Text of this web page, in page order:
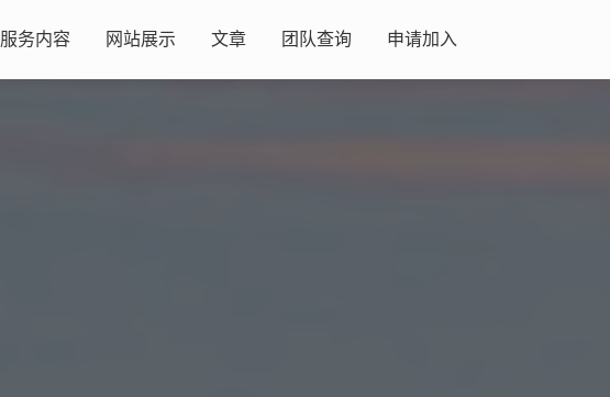
服务内容 网站展示 文章 团队查询 申请加入